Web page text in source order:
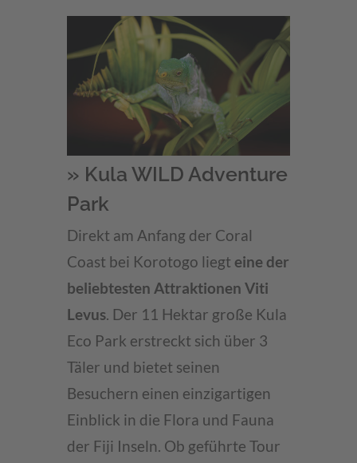
» Kula WILD Adventure
Park
Direkt am Anfang der Coral
Coast bei Korotogo liegt eine der
beliebtesten Attraktionen Viti
Levus. Der 11 Hektar große Kula
Eco Park erstreckt sich über 3
Täler und bietet seinen
Besuchern einen einzigartigen
Einblick in die Flora und Fauna
der Fiji Inseln. Ob geführte Tour